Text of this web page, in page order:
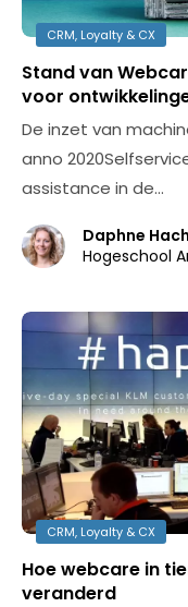
CRM, Loyalty & CX
Stand van
voor
De inzet van
anno
assistance in de…
Daphne
Hogeschool
CRM, Loyalty & CX
Hoe webcare in
veranderd